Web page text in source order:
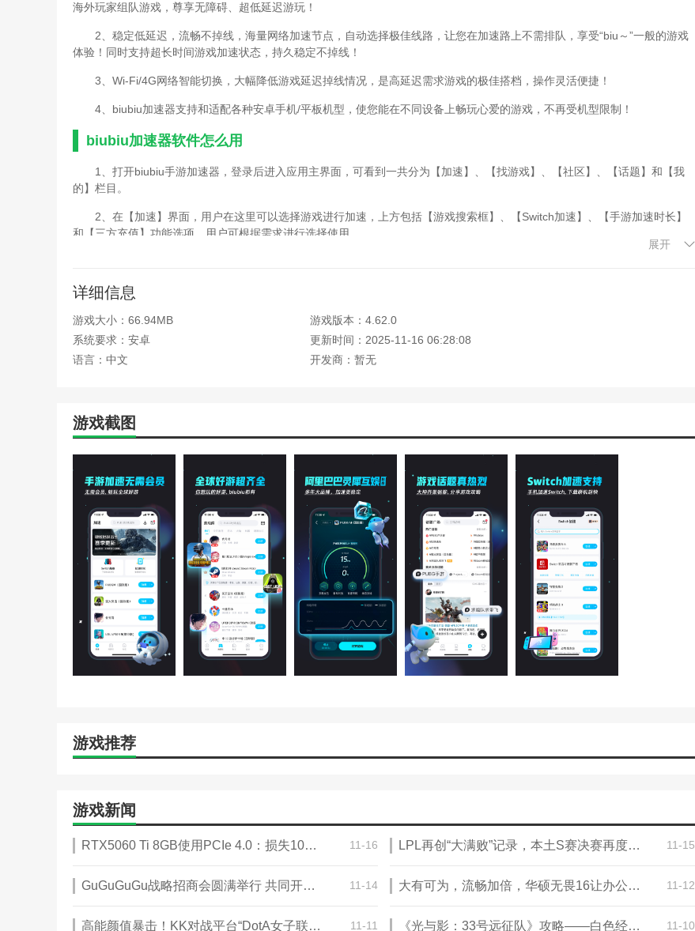
海外玩家组队游戏，尊享无障碍、超低延迟游玩！
2、稳定低延迟，流畅不掉线，海量网络加速节点，自动选择极佳线路，让您在加速路上不需排队，享受“biu～”一般的游戏
体验！同时支持超长时间游戏加速状态，持久稳定不掉线！
3、Wi-Fi/4G网络智能切换，大幅降低游戏延迟掉线情况，是高延迟需求游戏的极佳搭档，操作灵活便捷！
4、biubiu加速器支持和适配各种安卓手机/平板机型，使您能在不同设备上畅玩心爱的游戏，不再受机型限制！
biubiu加速器软件怎么用
1、打开biubiu手游加速器，登录后进入应用主界面，可看到一共分为【加速】、【找游戏】、【社区】、【话题】和【我
的】栏目。
2、在【加速】界面，用户在这里可以选择游戏进行加速，上方包括【游戏搜索框】、【Switch加速】、【手游加速时长】
和【三方充值】功能选项，用户可根据需求进行选择使用。
4、如图，已进入加速界面，可看到当前【加速延迟】和【丢包率】等详情信息，选择【点击打开游戏】可以进入游戏，如
5、在【找游戏】界面，用户在这里可以了解biubiu加速器所支持加速的游戏类型，分为【推荐】、【排行】、【分类】和
【预约飙升】，也可以在上方【搜索框】进行搜索查询。
逃生】为例。
8、如图，可以看到相应话题的【推荐】和【最新发布】内容，选择右下方【+号】图标，可进发布话题。
9、在【我的】界面，用户可看到关注数、粉丝数和获赞数等一些个人信息，以上就是biubiu加速器的使用教程了。
biubiu加速器软件怎么设置智能模式
1、打开biubiu加速器，在【加速】界面，选择下方【基础模式】选项。
2、进入【选择加速模式】界面，包括【智能模式】和【基础模式】，勾选智能模式的【小圆点】即可设置为智能模式了。
本站为您提供biubiu加速器 官方免费下载最新版的 手机游戏 ，欢迎大家记住本站网址，本站是您下载安卓手游app最好的网
站！
展开
详细信息
游戏大小：66.94MB
游戏版本：4.62.0
系统要求：安卓
更新时间：2025-11-16 06:28:08
语言：中文
开发商：暂无
游戏截图
游戏推荐
游戏新闻
RTX5060 Ti 8GB使用PCIe 4.0：损失10%性能 11-16 LPL再创“大满败”记录，本土S赛决赛再度上演韩国内战 11-15
GuGuGuGu战略招商会圆满举行 共同开创二次元整合运营新未来 11-14 大有可为，流畅加倍，华硕无畏16让办公效率起飞 11-12
高能颜值暴击！KK对战平台“DotA女子联赛”今日开战！ 11-11 《光与影：33号远征队》攻略——白色经怪芽簇支线攻略分享 11-10